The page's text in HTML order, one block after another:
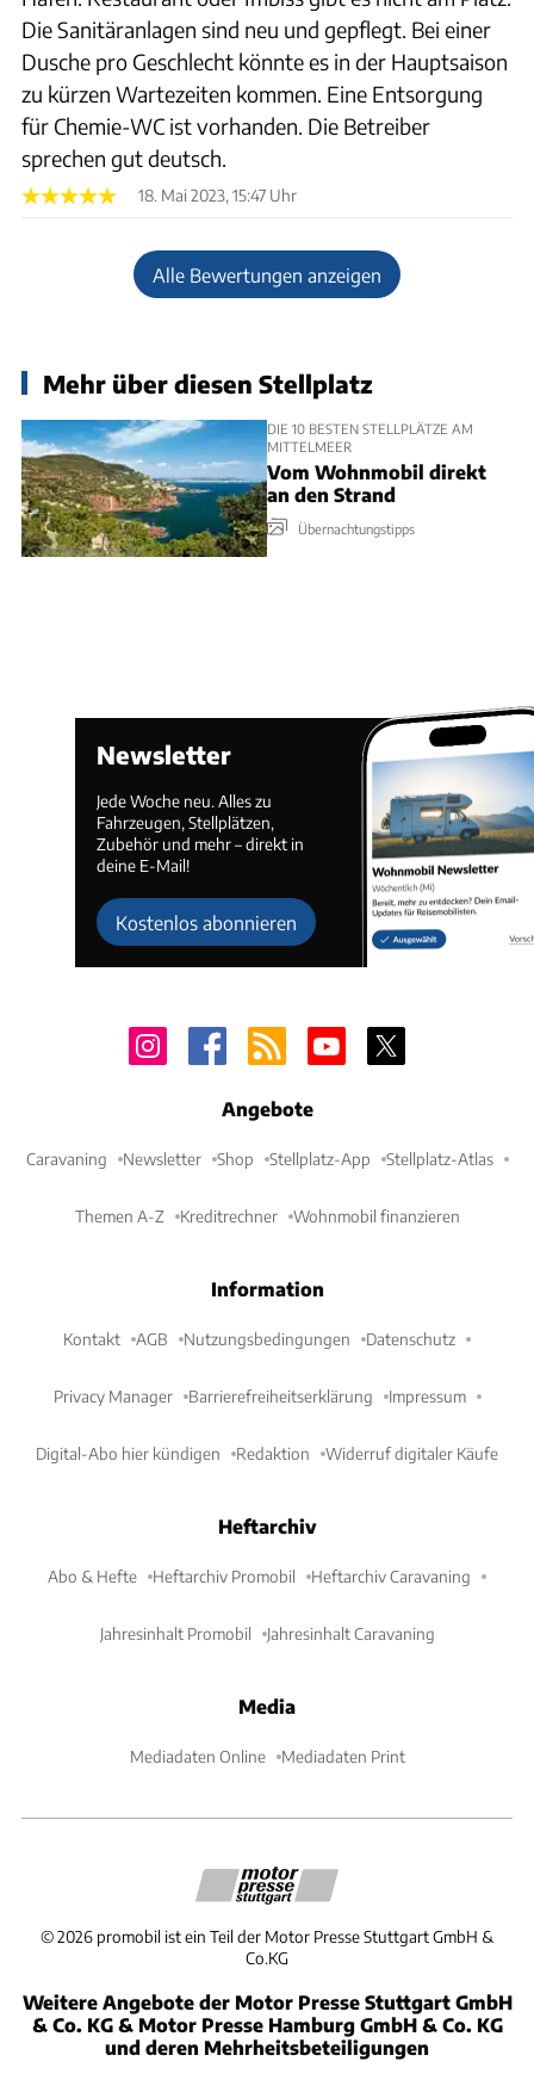
Die Sanitäranlagen sind neu und gepflegt. Bei einer
Dusche pro Geschlecht könnte es in der Hauptsaison
zu kürzen Wartezeiten kommen. Eine Entsorgung
für Chemie-WC ist vorhanden. Die Betreiber
sprechen gut deutsch.
18. Mai 2023, 15:47 Uhr
Alle Bewertungen anzeigen
Mehr über diesen Stellplatz
DIE 10 BESTEN STELLPLÄTZE AM
MITTELMEER
Vom Wohnmobil direkt
an den Strand
Übernachtungstipps
Newsletter
Jede Woche neu. Alles zu
Fahrzeugen, Stellplätzen,
Zubehör und mehr – direkt in
deine E-Mail!
Kostenlos abonnieren
Angebote
Caravaning Newsletter Shop Stellplatz-App Stellplatz-Atlas
Themen A-Z Kreditrechner Wohnmobil finanzieren
Information
Kontakt AGB Nutzungsbedingungen Datenschutz
Privacy Manager Barrierefreiheitserklärung Impressum
Digital-Abo hier kündigen Redaktion Widerruf digitaler Käufe
Heftarchiv
Abo & Hefte Heftarchiv Promobil Heftarchiv Caravaning
Jahresinhalt Promobil Jahresinhalt Caravaning
Media
Mediadaten Online Mediadaten Print
©2026 promobil ist ein Teil der Motor Presse Stuttgart GmbH &
Co.KG
Weitere Angebote der Motor Presse Stuttgart GmbH
& Co. KG & Motor Presse Hamburg GmbH & Co. KG
und deren Mehrheitsbeteiligungen